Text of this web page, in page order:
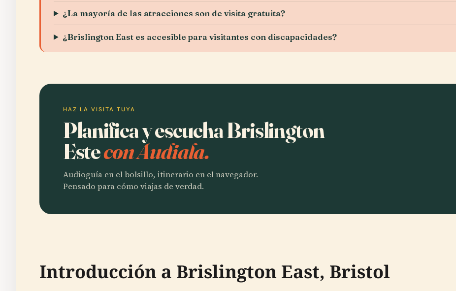
¿La mayoría de las atracciones son de visita gratuita?
¿Brislington East es accesible para visitantes con discapacidades?
HAZ LA VISITA TUYA
Planifica y escucha Brislington
Estecon Audiala.
Audioguía en el bolsillo, itinerario en el navegador.
Pensado para cómo viajas de verdad.
Introducción a Brislington East, Bristol